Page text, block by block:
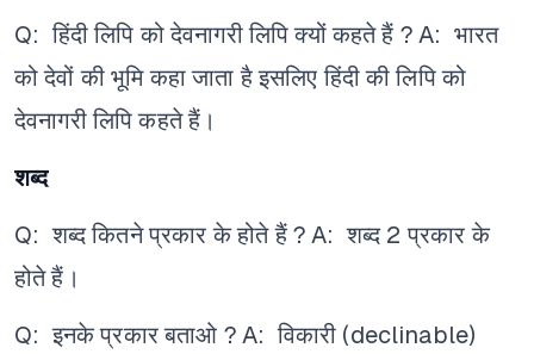
Q: हिंदी लिपि को देवनागरी लिपि क्यों कहते हैं ? A: भारत
को देवों की भूमि कहा जाता है इसलिए हिंदी की लिपि को
देवनागरी लिपि कहते हैं।
शब्द
Q: शब्द कितने प्रकार के होते हैं ? A: शब्द 2 प्रकार के
होते हैं।
Q: इनके प्रकार बताओ ? A: विकारी (declinable)